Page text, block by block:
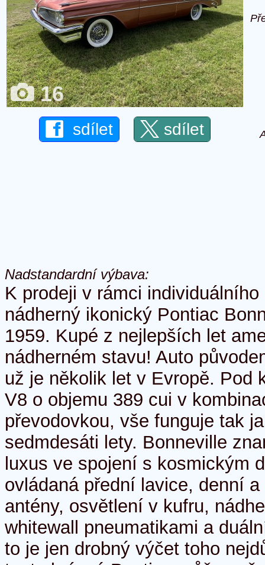
16
sdílet sdílet
Nadstandardní výbava:
K prodeji v rámci
nádherný ikonický Pontiac
1959. Kupé z nejlepších let
nádherném stavu! Auto
už je několik let v Evropě. Pod
V8 o objemu 389 cui v
převodovkou, vše funguje tak
sedmdesáti lety. Bonneville
luxus ve spojení s kosmickým
ovládaná přední lavice, denní
antény, osvětlení v kufru,
whitewall pneumatikami a
to je jen drobný výčet toho